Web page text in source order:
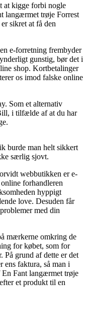
at kigge forbi nogle
langærmet trøje Forrest
sikret at få den
e-forretning frembyder
gunstig, bør det i
shop. Kortbetalinger
os imod falske online
Som et alternativ
i tilfælde af at du har
burde man helt sikkert
særlig sjovt.
webbutikken er e-
forhandleren
hyppigt
love. Desuden får
med din
mærkerne omkring de
for købet, som for
På grund af dette er det
ens faktura, så man i
Fant langærmet trøje
et produkt til en